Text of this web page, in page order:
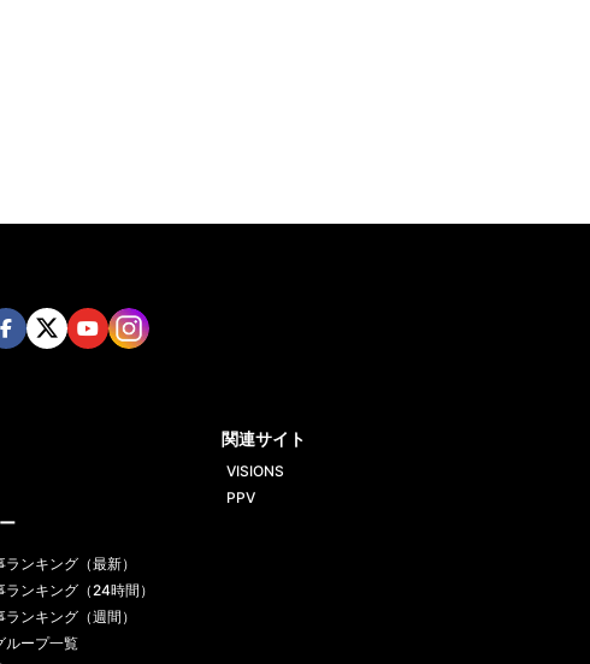
ンキング（最新）
ランキング（24時間）
ンキング（週間）
ループ一覧
関連サイト
VISIONS
PPV